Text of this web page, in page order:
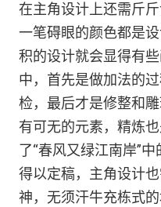
在主角设计上还需斤
一笔碍眼的颜色都是
积的设计就会显得有
中，首先是做加法的
检，最后才是修整和
有可无的元素，精炼
了“春风又绿江南岸”
得以定稿，主角设计
神，无须汗牛充栋式